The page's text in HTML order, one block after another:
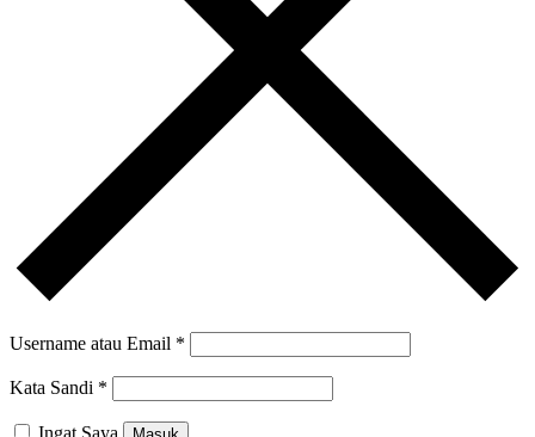
Username atau Email *
Kata Sandi *
Ingat Saya